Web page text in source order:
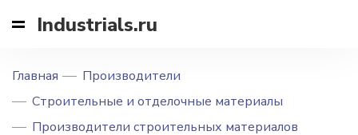
Industrials.ru
Главная
Производители
Строительные и отделочные материалы
Производители строительных материалов